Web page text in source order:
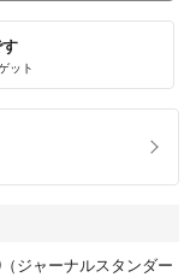
ット
ジャーナルスタンダー